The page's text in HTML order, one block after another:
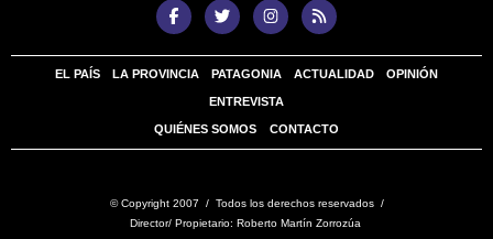
EL PAÍS LA PROVINCIA PATAGONIA ACTUALIDAD OPINIÓN
ENTREVISTA
QUIÉNES SOMOS CONTACTO
© Copyright 2007 / Todos los derechos reservados /
Director/ Propietario: Roberto Martín Zorrozúa